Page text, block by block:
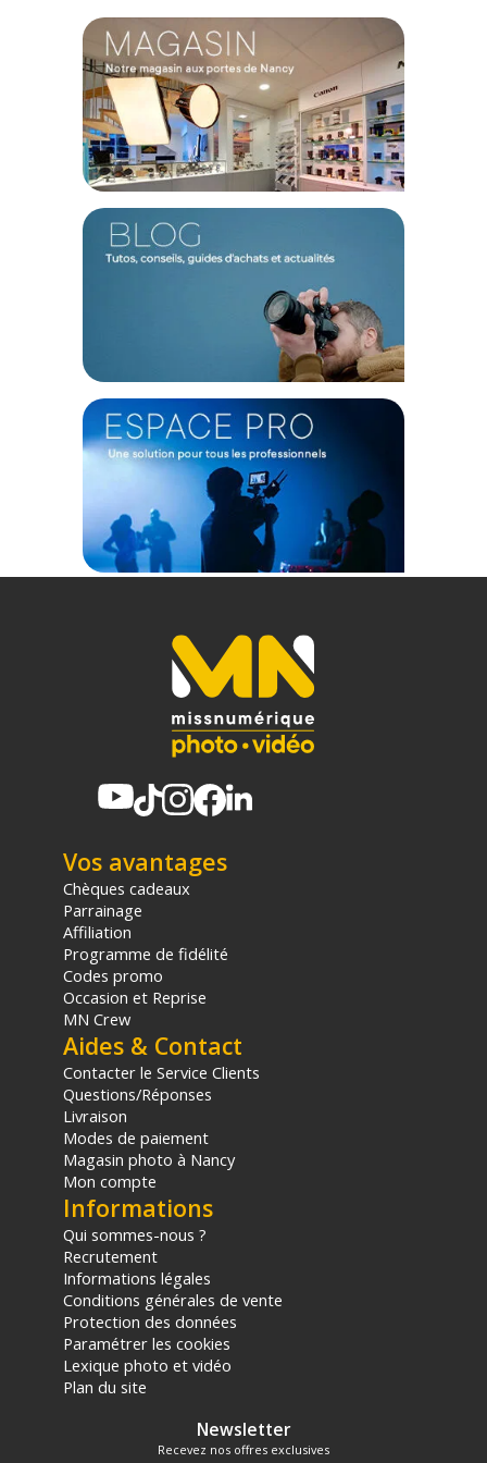
Vos avantages
Chèques cadeaux
Parrainage
Affiliation
Programme de fidélité
Codes promo
Occasion et Reprise
MN Crew
Aides & Contact
Contacter le Service Clients
Questions/Réponses
Livraison
Modes de paiement
Magasin photo à Nancy
Mon compte
Informations
Qui sommes-nous ?
Recrutement
Informations légales
Conditions générales de vente
Protection des données
Paramétrer les cookies
Lexique photo et vidéo
Plan du site
Newsletter
Recevez nos offres exclusives